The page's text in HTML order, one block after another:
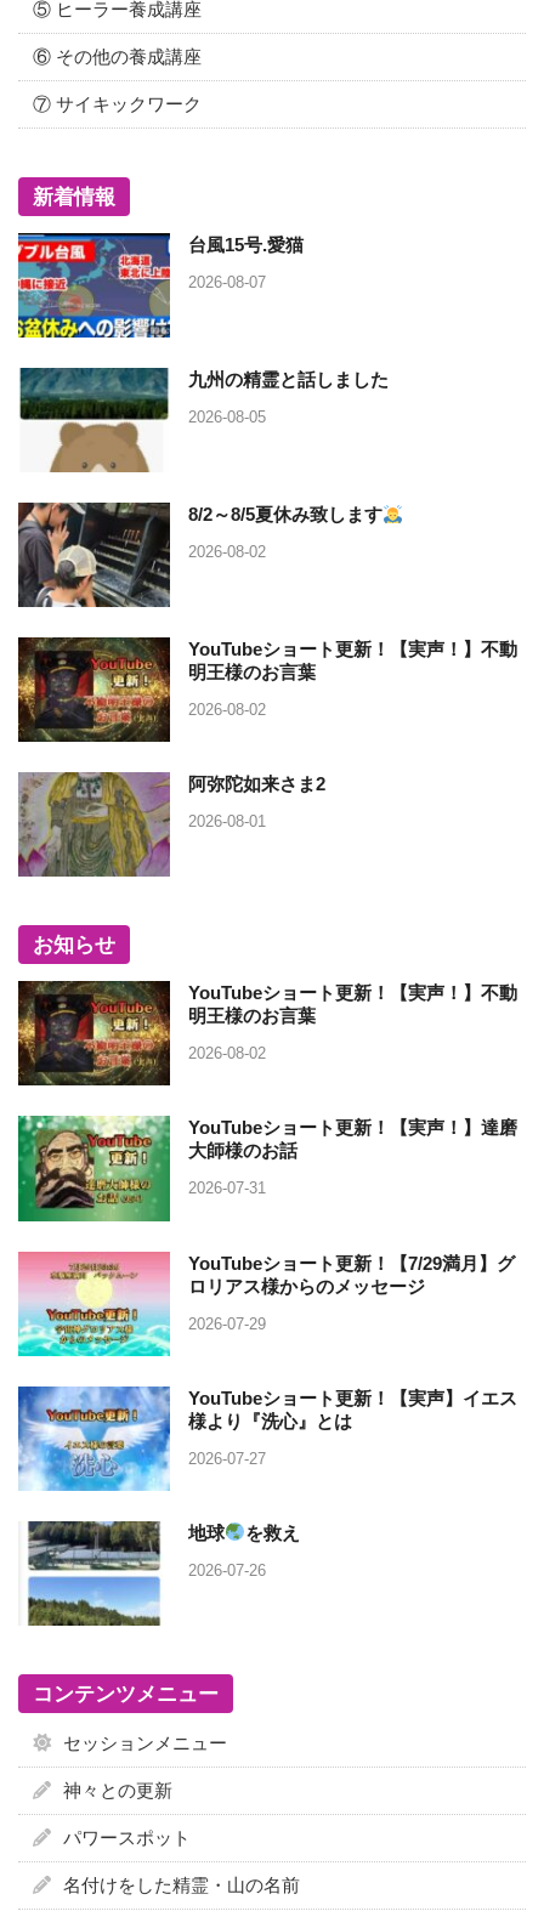
⑤ ヒーラー養成講座
⑥ その他の養成講座
⑦ サイキックワーク
新着情報
台風15号.愛猫
2026-08-07
九州の精霊と話しました
2026-08-05
8/2～8/5夏休み致します
2026-08-02
YouTubeショート更新！【実声！】不動
明王様のお言葉
2026-08-02
阿弥陀如来さま2
2026-08-01
お知らせ
YouTubeショート更新！【実声！】不動
明王様のお言葉
2026-08-02
YouTubeショート更新！【実声！】達磨
大師様のお話
2026-07-31
YouTubeショート更新！【7/29満月】グ
ロリアス様からのメッセージ
2026-07-29
YouTubeショート更新！【実声】イエス
様より『洗心』とは
2026-07-27
地球 を救え
2026-07-26
コンテンツメニュー
セッションメニュー
神々との更新
パワースポット
名付けをした精霊・山の名前